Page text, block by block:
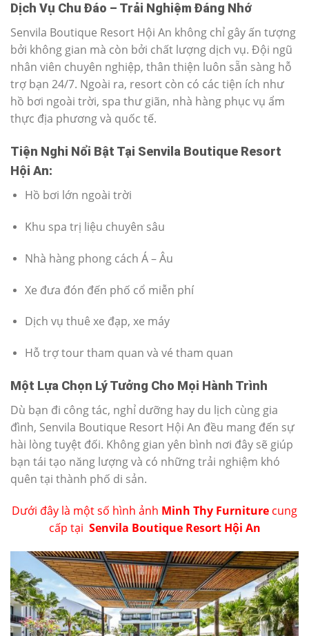
Dịch Vụ Chu Đáo – Trải Nghiệm Đáng Nhớ
Senvila Boutique Resort Hội An không chỉ gây ấn tượng
bởi không gian mà còn bởi chất lượng dịch vụ. Đội ngũ
nhân viên chuyên nghiệp, thân thiện luôn sẵn sàng hỗ
trợ bạn 24/7. Ngoài ra, resort còn có các tiện ích như
hồ bơi ngoài trời, spa thư giãn, nhà hàng phục vụ ẩm
thực địa phương và quốc tế.
Tiện Nghi Nổi Bật Tại Senvila Boutique Resort
Hội An:
Hồ bơi lớn ngoài trời
Khu spa trị liệu chuyên sâu
Nhà hàng phong cách Á – Âu
Xe đưa đón đến phố cổ miễn phí
Dịch vụ thuê xe đạp, xe máy
Hỗ trợ tour tham quan và vé tham quan
Một Lựa Chọn Lý Tưởng Cho Mọi Hành Trình
Dù bạn đi công tác, nghỉ dưỡng hay du lịch cùng gia
đình, Senvila Boutique Resort Hội An đều mang đến sự
hài lòng tuyệt đối. Không gian yên bình nơi đây sẽ giúp
bạn tái tạo năng lượng và có những trải nghiệm khó
quên tại thành phố di sản.
Dưới đây là một số hình ảnh Minh Thy Furniture cung
cấp tại Senvila Boutique Resort Hội An